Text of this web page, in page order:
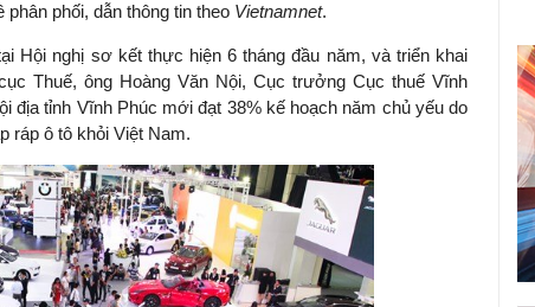
phối, dẫn thông tin theo Vietnamnet.
Hội nghị sơ kết thực hiện 6 tháng đầu năm, và triển khai
Thuế, ông Hoàng Văn Nội, Cục trưởng Cục thuế Vĩnh
địa tỉnh Vĩnh Phúc mới đạt 38% kế hoạch năm chủ yếu do
ráp ô tô khỏi Việt Nam.